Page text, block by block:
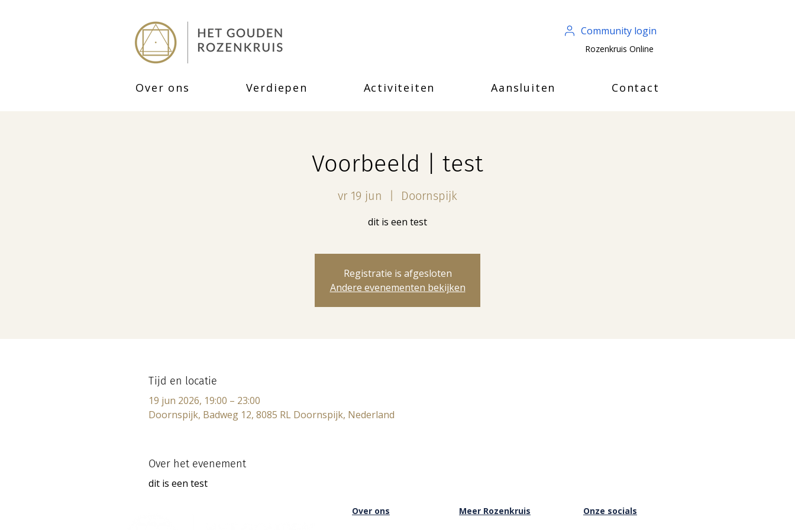
Community login
Rozenkruis Online
Over ons Verdiepen Activiteiten Aansluiten Contact
Voorbeeld | test
vr 19 jun Doornspijk
dit is een test
Registratie is afgesloten
Andere evenementen bekijken
Tijd en locatie
19 jun 2026, 19:00 – 23:00
Doornspijk, Badweg 12, 8085 RL Doornspijk, Nederland
Over het evenement
dit is een test
Over ons
Meer Rozenkruis
Onze socials